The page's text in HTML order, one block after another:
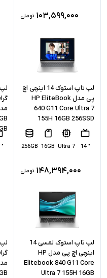
۱۰۳,۵۹۹,۰۰۰ تومان
لپ تاپ استوک 14 اینچی اچ
پی مدل HP EliteBook
640 G11 Core Ultra 7
155H 16GB 256SSD
" 14
Ultra 7
16GB
256GB
۱۴۸,۳۹۴,۰۰۰ تومان
" 14
لپ تاپ استوک لمسی 14
اینچی اچ پی مدل HP
Elitebook 840 G11 Core
Ultra 7 155H 16GB